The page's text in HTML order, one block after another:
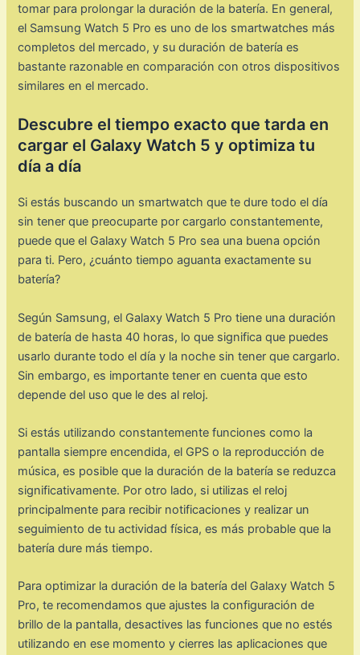
tomar para prolongar la duración de la batería. En general,
el Samsung Watch 5 Pro es uno de los smartwatches más
completos del mercado, y su duración de batería es
bastante razonable en comparación con otros dispositivos
similares en el mercado.
Descubre el tiempo exacto que tarda en
cargar el Galaxy Watch 5 y optimiza tu
día a día
Si estás buscando un smartwatch que te dure todo el día
sin tener que preocuparte por cargarlo constantemente,
puede que el Galaxy Watch 5 Pro sea una buena opción
para ti. Pero, ¿cuánto tiempo aguanta exactamente su
batería?
Según Samsung, el Galaxy Watch 5 Pro tiene una duración
de batería de hasta 40 horas, lo que significa que puedes
usarlo durante todo el día y la noche sin tener que cargarlo.
Sin embargo, es importante tener en cuenta que esto
depende del uso que le des al reloj.
Si estás utilizando constantemente funciones como la
pantalla siempre encendida, el GPS o la reproducción de
música, es posible que la duración de la batería se reduzca
significativamente. Por otro lado, si utilizas el reloj
principalmente para recibir notificaciones y realizar un
seguimiento de tu actividad física, es más probable que la
batería dure más tiempo.
Para optimizar la duración de la batería del Galaxy Watch 5
Pro, te recomendamos que ajustes la configuración de
brillo de la pantalla, desactives las funciones que no estés
utilizando en ese momento y cierres las aplicaciones que